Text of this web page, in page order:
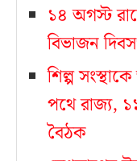
১৪ অগস্ট
বিভাজন
শিল্প
পথে রাজ্য,
বৈঠক